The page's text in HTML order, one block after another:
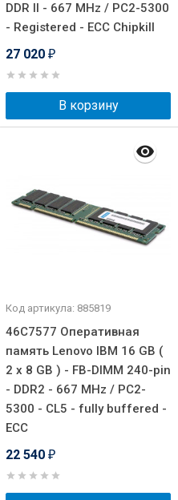
DDR II - 667 MHz / PC2-5300
- Registered - ECC Chipkill
27 020 ₽
В корзину
Код артикула: 885819
46C7577 Оперативная
память Lenovo IBM 16 GB (
2 x 8 GB ) - FB-DIMM 240-pin
- DDR2 - 667 MHz / PC2-
5300 - CL5 - fully buffered -
ECC
22 540 ₽